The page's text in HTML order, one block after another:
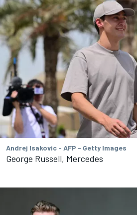
Andrej Isakovic - AFP - Getty Images
George Russell, Mercedes